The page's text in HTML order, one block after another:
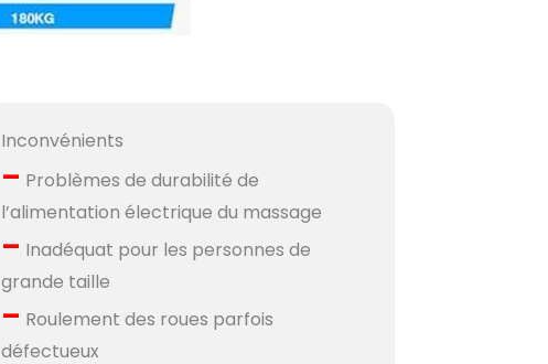
Inconvénients
– Problèmes de durabilité de
l’alimentation électrique du massage
– Inadéquat pour les personnes de
grande taille
– Roulement des roues parfois
défectueux